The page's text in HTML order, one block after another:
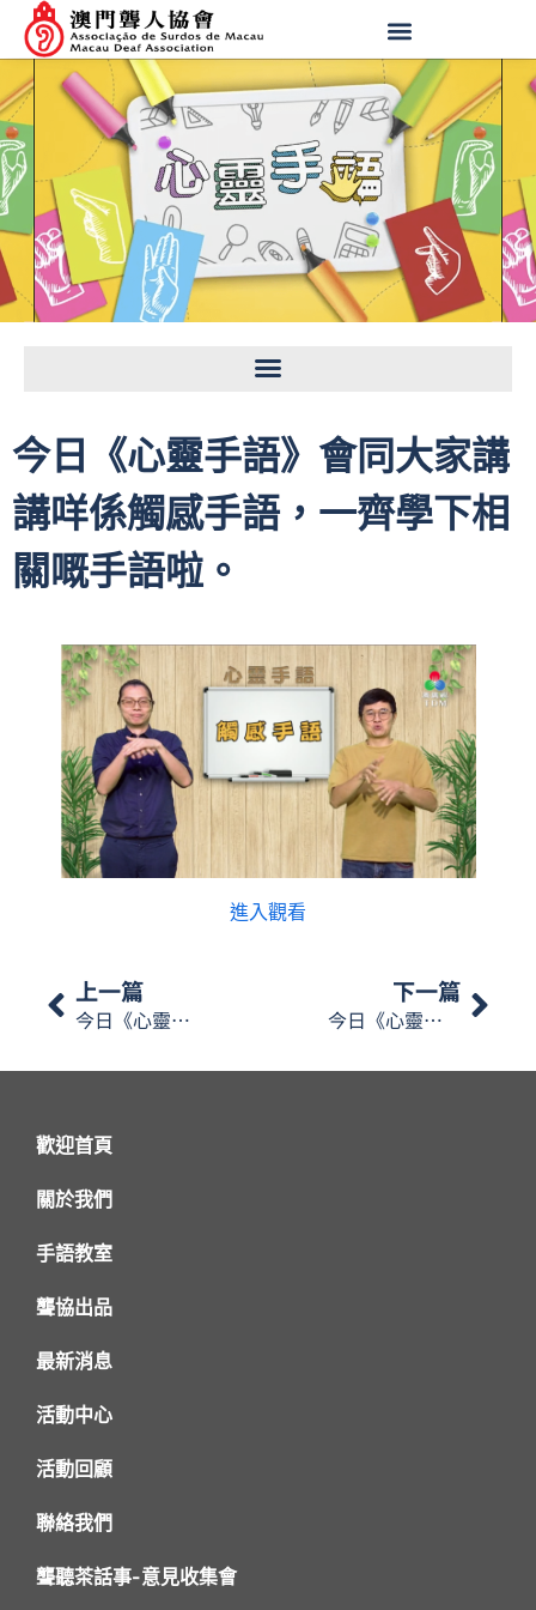
今日《心靈手語》會同大家講
講咩係觸感手語，一齊學下相
關嘅手語啦。
進入觀看
上一篇
今日《心靈手語》會同大家分享一下做聾盲人的感受，一齊學下相關嘅手語啦。
下一篇
今日《心靈手語》會同大家講講聾盲人怎樣得知時間，一齊學下相關嘅手語啦。
歡迎首頁
關於我們
手語教室
聾協出品
最新消息
活動中心
活動回顧
聯絡我們
聾聽茶話事-意見收集會